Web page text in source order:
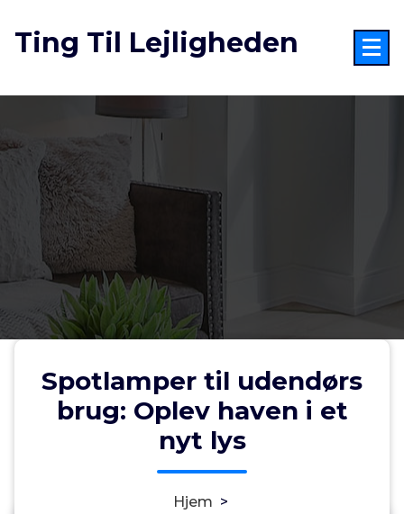
indhold
Ting Til Lejligheden
Spotlamper til udendørs
brug: Oplev haven i et
nyt lys
Hjem >